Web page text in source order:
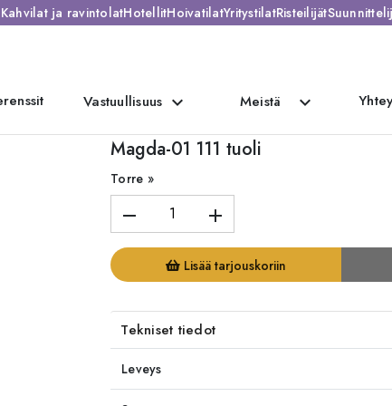
Kahvilat ja ravintolatHotellitHoivatilatYritystilatRisteilijät
Vastuullisuus expand_more Meistä expand_more
Magda-01 111 tuoli
Torre »
remove add
Lisää tarjouskoriin
Tekniset tiedot
Leveys